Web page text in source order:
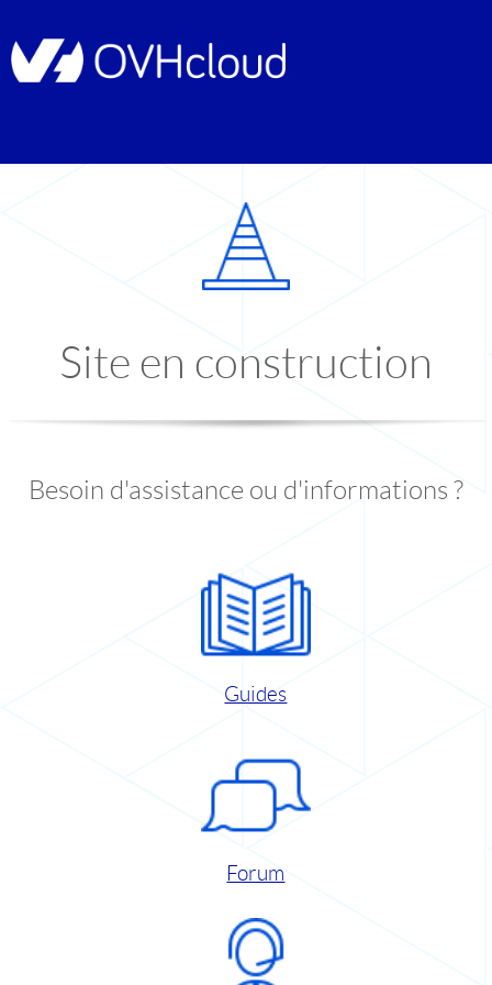
Site en construction
Besoin d'assistance ou d'informations ?
Guides
Forum